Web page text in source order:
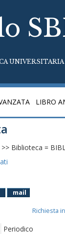
UNIVERSITARIA
LIBRO
Biblioteca =
mail
Richiesta
Periodico